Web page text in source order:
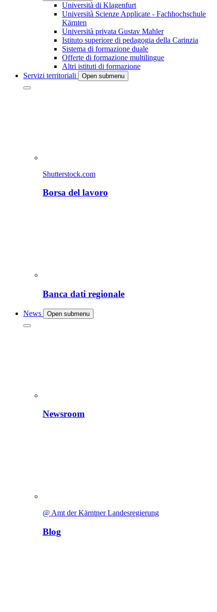
Università di Klagenfurt
Università Scienze Applicate - Fachhochschule
Kärnten
Università privata Gustav Mahler
Istituto superiore di pedagogia della Carinzia
Sistema di formazione duale
Offerte di formazione multilingue
Altri istituti di formazione
Servizi territoriali
Open submenu
Shutterstock.com
Borsa del lavoro
Banca dati regionale
News Open submenu
Newsroom
@ Amt der Kärntner Landesregierung
Blog